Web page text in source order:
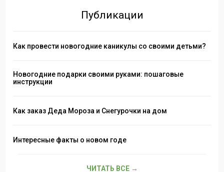
Публикации
Как провести новогодние каникулы со своими детьми?
Новогодние подарки своими руками: пошаговые
инструкции
Как заказ Деда Мороза и Снегурочки на дом
Интересные факты о новом годе
ЧИТАТЬ ВСЕ →